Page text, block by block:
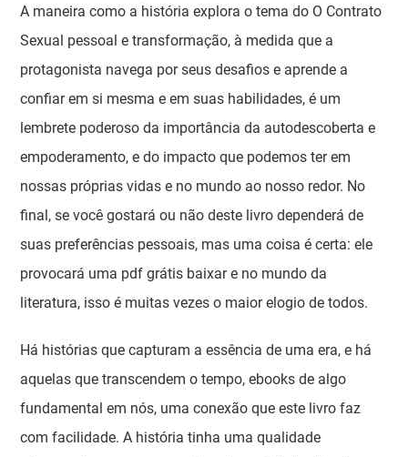
A maneira como a história explora o tema do O Contrato
Sexual pessoal e transformação, à medida que a
protagonista navega por seus desafios e aprende a
confiar em si mesma e em suas habilidades, é um
lembrete poderoso da importância da autodescoberta e
empoderamento, e do impacto que podemos ter em
nossas próprias vidas e no mundo ao nosso redor. No
final, se você gostará ou não deste livro dependerá de
suas preferências pessoais, mas uma coisa é certa: ele
provocará uma pdf grátis baixar e no mundo da
literatura, isso é muitas vezes o maior elogio de todos.
Há histórias que capturam a essência de uma era, e há
aquelas que transcendem o tempo, ebooks de algo
fundamental em nós, uma conexão que este livro faz
com facilidade. A história tinha uma qualidade